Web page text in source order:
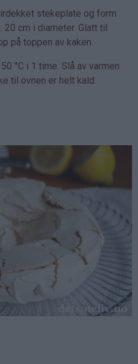
stekeplate og form
cm i diameter. Glatt til
på toppen av kaken.
°C i 1 time. Slå av varmen
til ovnen er helt kald.